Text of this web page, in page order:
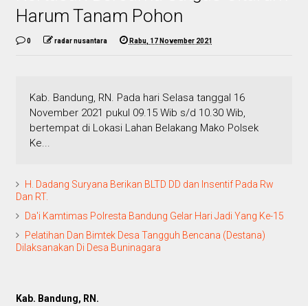
Harum Tanam Pohon
0 radar nusantara Rabu, 17 November 2021
Kab. Bandung, RN. Pada hari Selasa tanggal 16
November 2021 pukul 09.15 Wib s/d 10.30 Wib,
bertempat di Lokasi Lahan Belakang Mako Polsek
Ke...
H. Dadang Suryana Berikan BLTD DD dan Insentif Pada Rw
Dan RT.
Da'i Kamtimas Polresta Bandung Gelar Hari Jadi Yang Ke-15
Pelatihan Dan Bimtek Desa Tangguh Bencana (Destana)
Dilaksanakan Di Desa Buninagara
Kab. Bandung, RN.